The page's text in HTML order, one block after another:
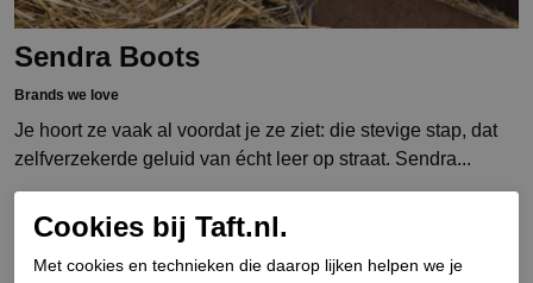
Sendra Boots
Brands we love
Je hoort ze vaak al voordat je ze ziet: die stevige stap, dat
zelfverzekerde geluid van écht leer op straat. Sendra...
Cookies bij Taft.nl.
Met cookies en technieken die daarop lijken helpen we je